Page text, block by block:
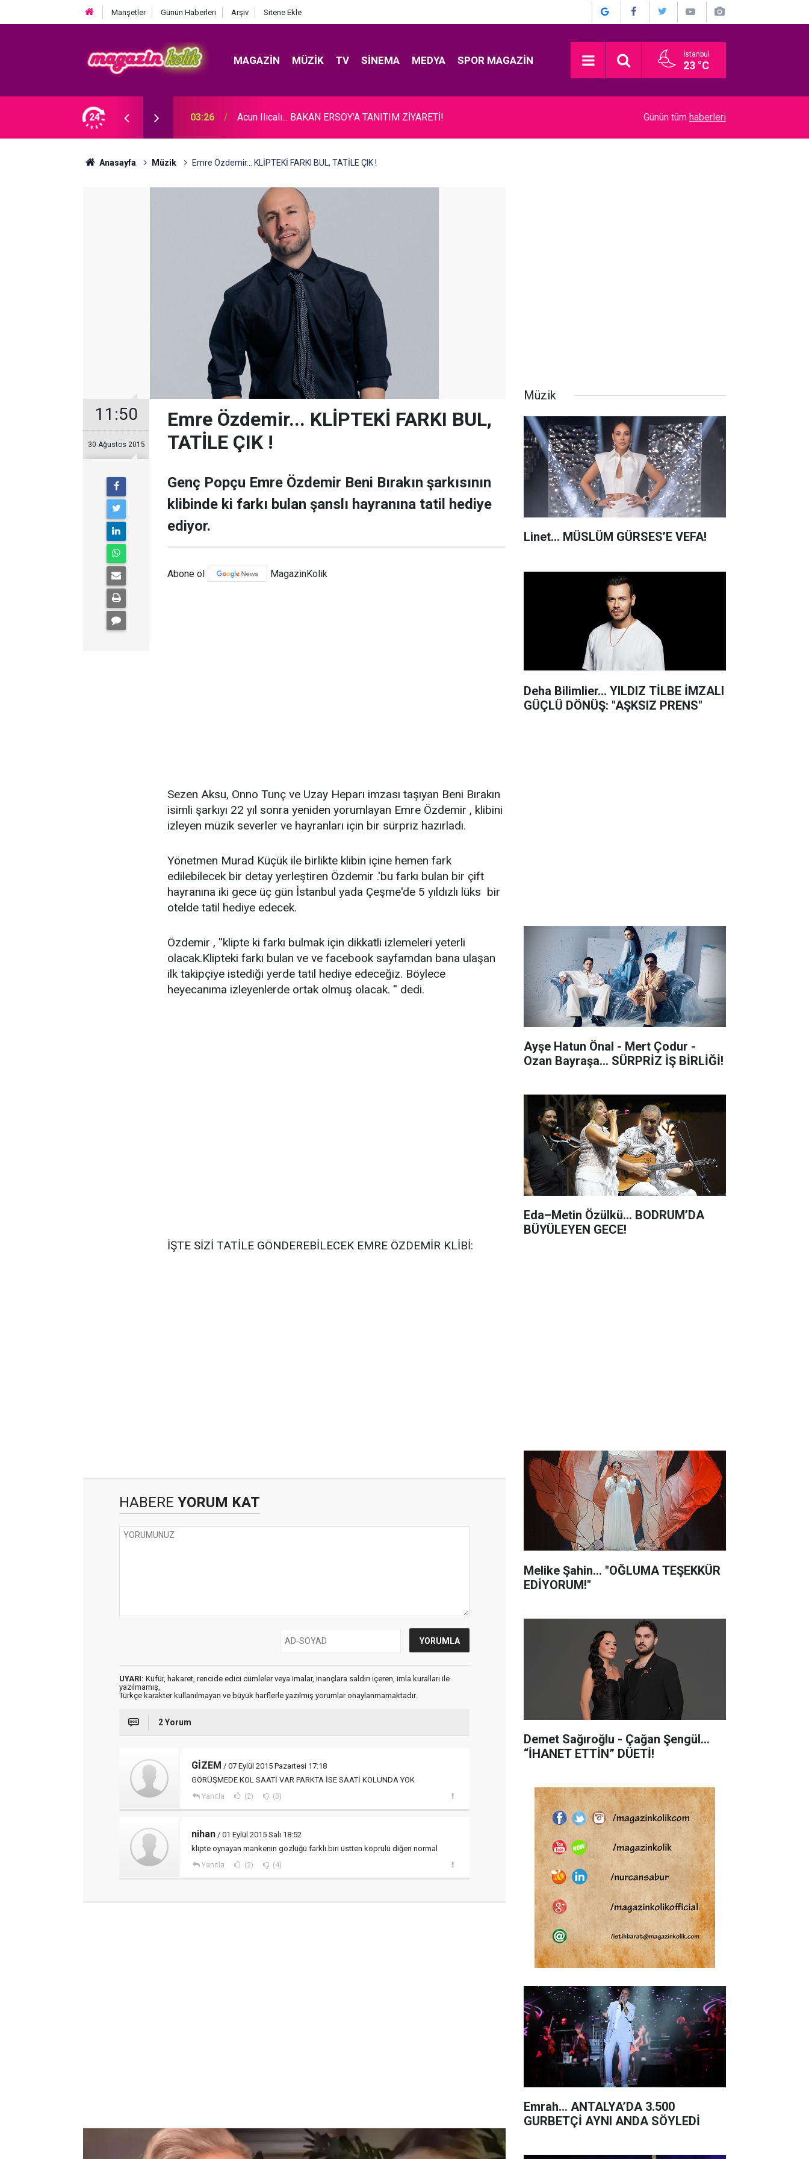
Manşetler Günün Haberleri Arşiv Sitene Ekle
MAGAZIN MÜZIK TV SINEMA MEDYA SPOR MAGAZIN İstanbul
23 °C
24
BABAYA ZİNA SUÇLAMASI! 03:26 Acun Ilıcalı... BAKAN ERSOY'A TANITIM ZİYARETİ! Devrim Özkan... ACI GÜNÜ! HABERİ BASIN
Günün tüm haberleri
Anasayfa Müzik Emre Özdemir... KLİPTEKİ FARKI BUL, TATİLE ÇIK !
11:50
30 Ağustos 2015
Emre Özdemir... KLİPTEKİ FARKI BUL,
TATİLE ÇIK !
Genç Popçu Emre Özdemir Beni Bırakın şarkısının
klibinde ki farkı bulan şanslı hayranına tatil hediye
ediyor.
Abone ol MagazinKolik
Sezen Aksu, Onno Tunç ve Uzay Heparı imzası taşıyan Beni Bırakın
isimli şarkıyı 22 yıl sonra yeniden yorumlayan Emre Özdemir , klibini
izleyen müzik severler ve hayranları için bir sürpriz hazırladı.
Yönetmen Murad Küçük ile birlikte klibin içine hemen fark
edilebilecek bir detay yerleştiren Özdemir .'bu farkı bulan bir çift
hayranına iki gece üç gün İstanbul yada Çeşme'de 5 yıldızlı lüks bir
otelde tatil hediye edecek.
Özdemir , ''klipte ki farkı bulmak için dikkatli izlemeleri yeterli
olacak.Klipteki farkı bulan ve ve facebook sayfamdan bana ulaşan
ilk takipçiye istediği yerde tatil hediye edeceğiz. Böylece
heyecanıma izleyenlerde ortak olmuş olacak. '' dedi.
İŞTE SİZİ TATİLE GÖNDEREBİLECEK EMRE ÖZDEMİR KLİBİ:
HABERE YORUM KAT
UYARI: Küfür, hakaret, rencide edici cümleler veya imalar, inançlara saldırı içeren, imla kuralları ile
yazılmamış,
Türkçe karakter kullanılmayan ve büyük harflerle yazılmış yorumlar onaylanmamaktadır.
2 Yorum
GİZEM / 07 Eylül 2015 Pazartesi 17:18
GÖRÜŞMEDE KOL SAATİ VAR PARKTA İSE SAATİ KOLUNDA YOK
Yanıtla (2) (0)
nihan / 01 Eylül 2015 Salı 18:52
klipte oynayan mankenin gözlüğü farklı.biri üstten köprülü diğeri normal
Yanıtla (2) (4)
Müzik
Linet… MÜSLÜM GÜRSES’E VEFA!
Deha Bilimlier... YILDIZ TİLBE İMZALI
GÜÇLÜ DÖNÜŞ: "AŞKSIZ PRENS"
Ayşe Hatun Önal - Mert Çodur -
Ozan Bayraşa... SÜRPRİZ İŞ BİRLİĞİ!
Eda–Metin Özülkü... BODRUM’DA
BÜYÜLEYEN GECE!
Melike Şahin... "OĞLUMA TEŞEKKÜR
EDİYORUM!"
Demet Sağıroğlu - Çağan Şengül...
“İHANET ETTİN” DÜETİ!
Emrah… ANTALYA’DA 3.500
GURBETÇİ AYNI ANDA SÖYLEDİ